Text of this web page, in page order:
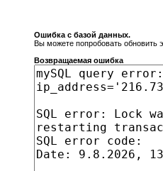
Ошибка с базой данных.
Вы можете попробовать обновить
Возвращаемая ошибка